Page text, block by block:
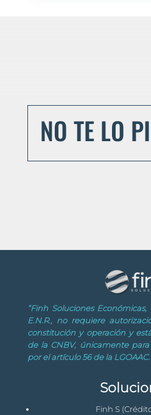
NO TE LO
“Finh Soluciones Económicas,
E.N.R., no requiere
constitución y operación y
de la CNBV, únicamente
por el artículo 56 de la
Finh S